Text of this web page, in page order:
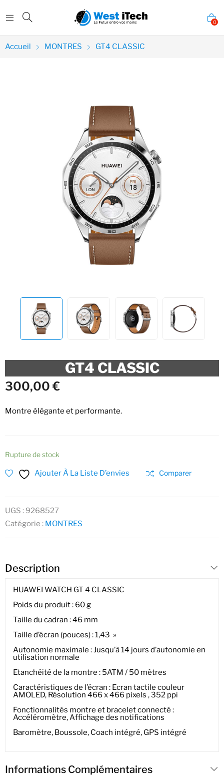
0
Accueil MONTRES GT4 CLASSIC
GT4 CLASSIC
300,00€
Montre élégante et performante.
Rupture de stock
Ajouter À La Liste D’envies Comparer
UGS : 9268527
Catégorie : MONTRES
Description
HUAWEI WATCH GT 4 CLASSIC
Poids du produit : 60 g
Taille du cadran : 46 mm
Taille d’écran (pouces) : 1,43 »
Autonomie maximale : Jusqu’à 14 jours d’autonomie en
utilisation normale
Etanchéité de la montre : 5ATM / 50 mètres
Caractéristiques de l’écran : Ecran tactile couleur
AMOLED, Résolution 466 x 466 pixels , 352 ppi
Fonctionnalités montre et bracelet connecté :
Accéléromètre, Affichage des notifications
Baromètre, Boussole, Coach intégré, GPS intégré
Informations Complémentaires